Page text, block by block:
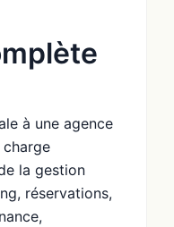
à une agence
la gestion
réservations,